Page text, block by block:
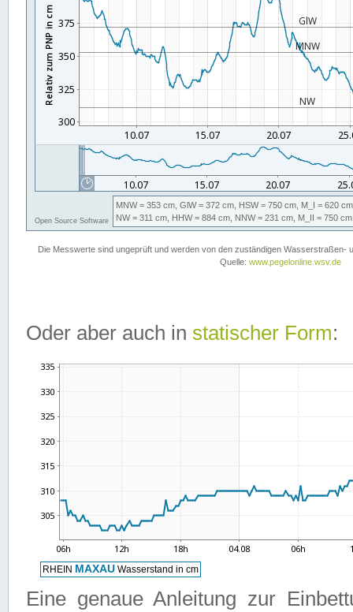
Oder aber auch in statischer Form:
Eine genaue Anleitung zur